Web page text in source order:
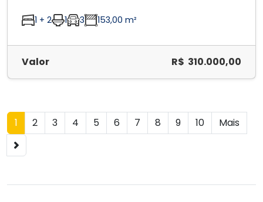
1 + 2 1 3 153,00 m²
Valor R$ 310.000,00
1 2 3 4 5 6 7 8 9 10 Mais